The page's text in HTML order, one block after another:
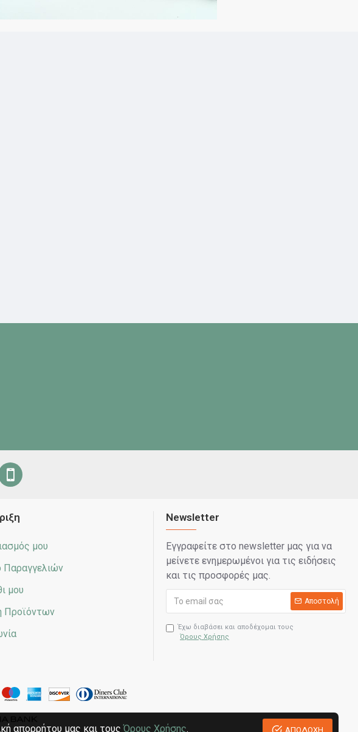
μου
Παραγγελιών
μου
Προϊόντων
Newsletter
Εγγραφείτε στο newsletter μας για να
μείνετε ενημερωμένοι για τις ειδήσεις
και τις προσφορές μας.
Αποστολή
Έχω διαβάσει και αποδέχομαι τους
Όρους Χρήσης
ΑΠΟΔΟΧΗ
απορρήτου μας και τουςΌρους Χρήσης.